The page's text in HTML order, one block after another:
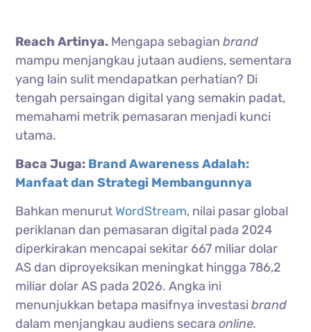
Reach Artinya. Mengapa sebagianbrand
mampu menjangkau jutaan audiens, sementara
yang lain sulit mendapatkan perhatian? Di
tengah persaingan digital yang semakin padat,
memahami metrik pemasaran menjadi kunci
utama.
Baca Juga: Brand Awareness Adalah:
Manfaat dan Strategi Membangunnya
Bahkan menurut WordStream, nilai pasar global
periklanan dan pemasaran digital pada 2024
diperkirakan mencapai sekitar 667 miliar dolar
AS dan diproyeksikan meningkat hingga 786,2
miliar dolar AS pada 2026. Angka ini
menunjukkan betapa masifnya investasibrand
dalam menjangkau audiens secaraonline.